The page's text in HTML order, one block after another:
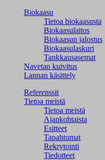
Biokaasu
Tietoa biokaasusta
Biokaasulaitos
Biokaasun jalostus
Biokaasulaskuri
Tankkausasemat
Navetan kuivitus
Lannan käsittely
Referenssit
Tietoa meistä
Tietoa meistä
Ajankohtaista
Esitteet
Tapahtumat
Rekrytointi
Tiedotteet